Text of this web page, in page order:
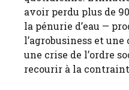
avoir perdu plus de
la pénurie d’eau —
l’agrobusiness et
une crise de l’ordre
recourir à la